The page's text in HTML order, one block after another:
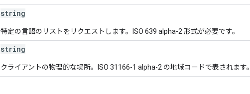
string
特定の言語のリストをリクエストします。ISO 639 alpha-2 形式が必要です。
string
クライアントの物理的な場所。ISO 31166-1 alpha-2 の地域コードで表されます。